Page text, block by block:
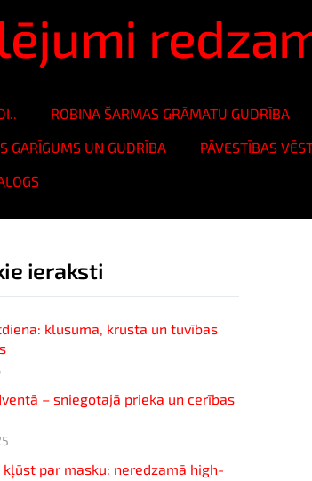
ROBINA ŠARMAS GRĀMATU GUDRĪBA
GARĪGUMS UN GUDRĪBA
PĀVESTĪBAS
ieraksti
klusuma, krusta un tuvības
– sniegotajā prieka un cerības
kļūst par masku: neredzamā high-